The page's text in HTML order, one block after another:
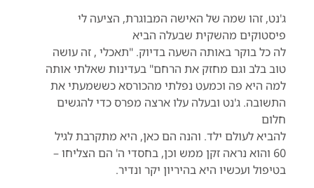
ג'נט, זהו שמה של האישה המבוגרת, הציעה לי
פיסטוקים מהשקית שבעלה הביא
לה כל בוקר באותה השעה בדיוק. "תאכלי , זה עושה
טוב בלב וגם מחזק את הרחם" בעדינות שאלתי אותה
למה היא פה וכמעט נפלתי מהכורסא כששמעתי את
התשובה. ג'נט ובעלה עלו ארצה מפרס כדי להגשים
חלום
להביא לעולם ילד. והנה הם כאן, היא מתקרבת לגיל
60 והוא נראה זקן ממש וכן, בחסדי ה' הם הצליחו –
בטיפול ועכשיו היא בהיריון יקר ונדיר.